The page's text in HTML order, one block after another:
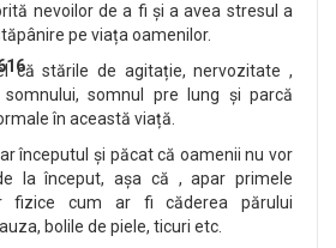
nevoilor de a fi și a avea stresul a
pe viața oamenilor.
că stările de agitație, nervozitate ,
somnului, somnul pre lung și parcă
în această viață.
începutul și păcat că oamenii nu vor
la început, așa că , apar primele
fizice cum ar fi căderea părului
bolile de piele, ticuri etc.